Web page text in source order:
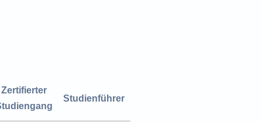
Zertifierter
Studienführer